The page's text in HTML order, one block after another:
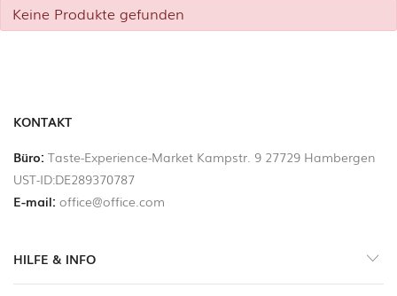
Keine Produkte gefunden
KONTAKT
Büro: Taste-Experience-Market Kampstr. 9 27729 Hambergen
UST-ID:DE289370787
E-mail: office@office.com
HILFE & INFO
Taste
Wurstspezialitäten
Fleisch
Gewürze
STARTSEITE
SEITEN
Produkte